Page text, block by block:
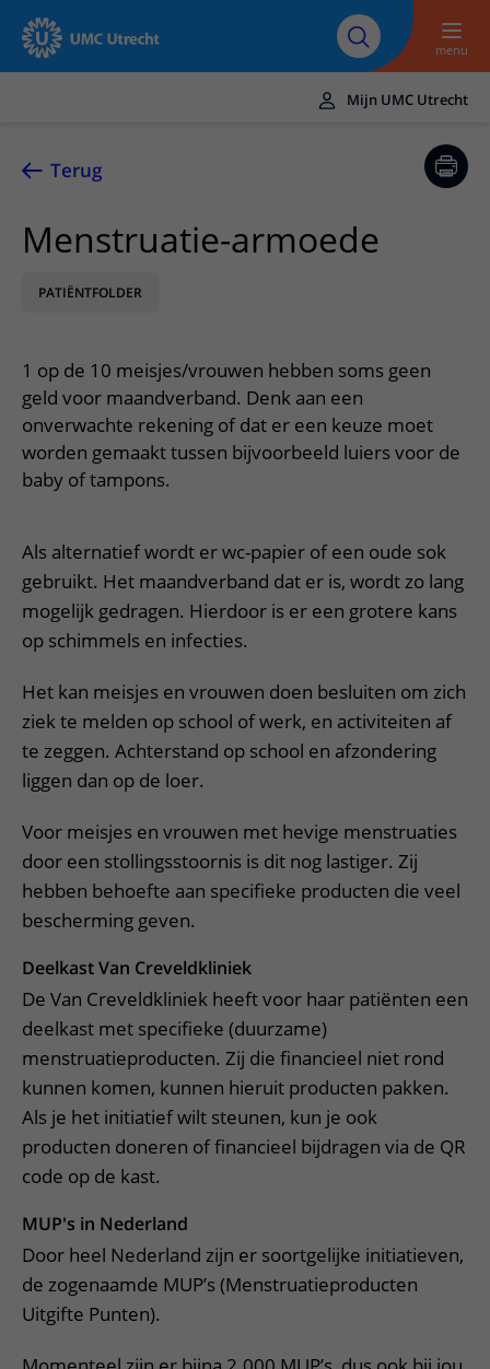
Naar hoofdinhoud
Over UMC
Utrecht
Research
Werken bij het UMC
Utrecht
menu
UMC Utrecht
Zorg en behandeling
Ziekten en aandoeningen
Poliklinieken
Verpleegafdelingen
Onze zorgverleners
Onderzoeken en diagnostiek
Afspraak en opname
Bezoek aan de polikliniek
Opname in het ziekenhuis
Voorbereiding op uw afspraak
Wachttijden
Bezoektijden
Wijzigen patiëntgegevens
Mijn UMC Utrecht patiëntportaal
Op bezoek in het UMC Utrecht
Apotheek
Winkels en restaurants
Bezoekregels
Kwaliteit en veiligheid
Contact en route
Spoed
Contactgegevens
Parkeren
Wegwijs in het ziekenhuis
Contact met polikliniek
Het Wilhelmina Kinderziekenhuis
Verwijzers
Patiënt verwijzen
Diagnostiek aanvragen
Zorgverlenersportaal
Meer UMC Utrecht
Research
Onderwijs
Mijn UMC Utrecht
Terug
Menstruatie-armoede
PATIËNTFOLDER
1 op de 10 meisjes/vrouwen hebben soms geen
geld voor maandverband. Denk aan een
onverwachte rekening of dat er een keuze moet
worden gemaakt tussen bijvoorbeeld luiers voor de
baby of tampons.
Als alternatief wordt er wc-papier of een oude sok
gebruikt. Het maandverband dat er is, wordt zo lang
mogelijk gedragen. Hierdoor is er een grotere kans
op schimmels en infecties.
Het kan meisjes en vrouwen doen besluiten om zich
ziek te melden op school of werk, en activiteiten af
te zeggen. Achterstand op school en afzondering
liggen dan op de loer.
Voor meisjes en vrouwen met hevige menstruaties
door een stollingsstoornis is dit nog lastiger. Zij
hebben behoefte aan specifieke producten die veel
bescherming geven.
Deelkast Van Creveldkliniek
De Van Creveldkliniek heeft voor haar patiënten een
deelkast met specifieke (duurzame)
menstruatieproducten. Zij die financieel niet rond
kunnen komen, kunnen hieruit producten pakken.
Als je het initiatief wilt steunen, kun je ook
producten doneren of financieel bijdragen via de QR
code op de kast.
MUP's in Nederland
Door heel Nederland zijn er soortgelijke initiatieven,
de zogenaamde MUP’s (Menstruatieproducten
Uitgifte Punten).